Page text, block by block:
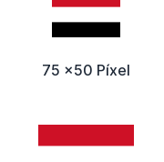
75 x50 Píxel